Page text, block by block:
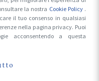
Fotografi
la nostra Cookie Policy .
il tuo consenso in qualsiasi
nella pagina privacy. Puoi
acconsentendo a questa